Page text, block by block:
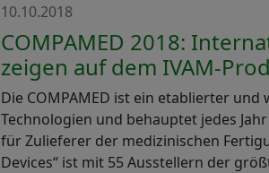
10.10.2018
COMPAMED 2018:
zeigen auf dem IVAM-
Die COMPAMED ist ein etablierter
Technologien und behauptet jedes
für Zulieferer der medizinischen
Devices“ ist mit 55 Ausstellern der